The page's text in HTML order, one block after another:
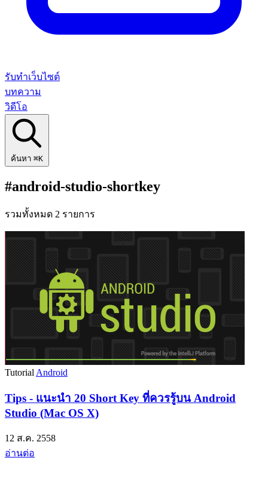
รับทำเว็บไซต์
บทความ
วิดีโอ
ค้นหา ⌘K
#android-studio-shortkey
รวมทั้งหมด 2 รายการ
Tutorial Android
Tips - แนะนำ 20 Short Key ที่ควรรู้บน Android
Studio (Mac OS X)
12 ส.ค. 2558
อ่านต่อ